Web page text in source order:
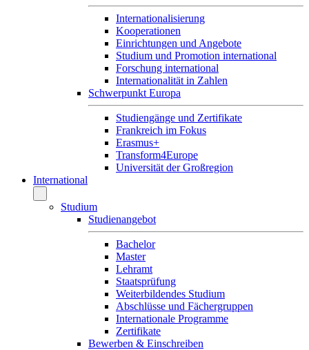
Internationalisierung
Kooperationen
Einrichtungen und Angebote
Studium und Promotion international
Forschung international
Internationalität in Zahlen
Schwerpunkt Europa
Studiengänge und Zertifikate
Frankreich im Fokus
Erasmus+
Transform4Europe
Universität der Großregion
International
Studium
Studienangebot
Bachelor
Master
Lehramt
Staatsprüfung
Weiterbildendes Studium
Abschlüsse und Fächergruppen
Internationale Programme
Zertifikate
Bewerben & Einschreiben